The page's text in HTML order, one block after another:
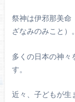
祭神は伊邪那美命
ざなみのみこと）。
多くの日本の神々
す。
近々、子どもが生